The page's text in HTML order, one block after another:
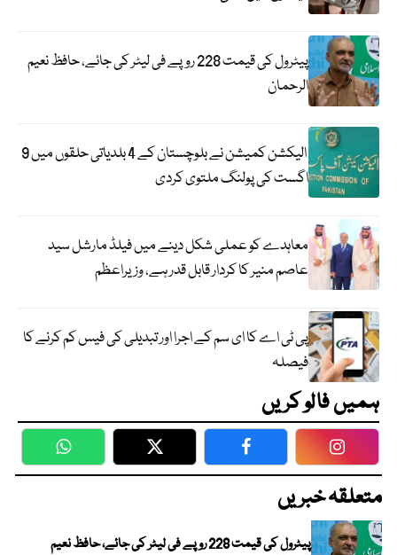
پیٹرول کی قیمت 228 روپے فی لیٹر کی جائے، حافظ نعیم
الرحمان
الیکشن کمیشن نے بلوچستان کے 4 بلدیاتی حلقوں میں 9
اگست کی پولنگ ملتوی کردی
معاہدے کو عملی شکل دینے میں فیلڈ مارشل سید
عاصم منیر کا کردار قابل قدر ہے، وزیراعظم
پی ٹی اے کا ای سم کے اجرا اور تبدیلی کی فیس کم کرنے کا
فیصلہ
ہمیں فالو کریں
WhatsApp Twitter Facebook
متعلقہ خبریں
پیٹرول کی قیمت 228 روپے فی لیٹر کی جائے، حافظ نعیم